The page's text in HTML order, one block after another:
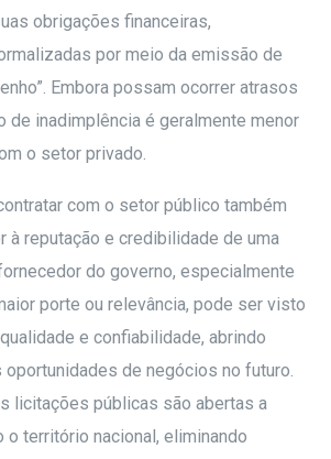
obrigações financeiras,
por meio da emissão de
Embora possam ocorrer atrasos
de inadimplência é geralmente menor
o setor privado.
com o setor público também
à reputação e credibilidade de uma
do governo, especialmente
porte ou relevância, pode ser visto
e confiabilidade, abrindo
oportunidades de negócios no futuro.
licitações públicas são abertas a
território nacional, eliminando